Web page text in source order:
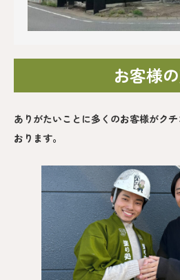
お客様
ありがたいことに多くのお客様がク
おります。